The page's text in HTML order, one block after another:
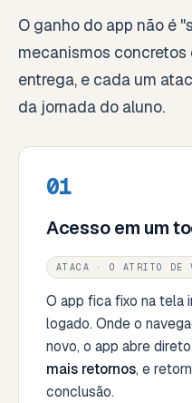
O ganho do app não é
mecanismos
entrega, e cada um
da jornada do aluno.
01
Acesso em um
ATACA · O ATRITO DE
O app fica fixo na tela
logado. Onde o
novo, o app abre direto
mais retornos, e
conclusão.